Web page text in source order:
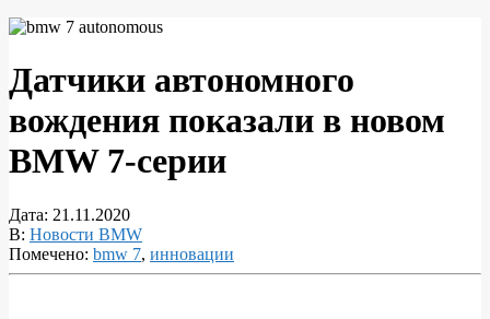
Датчики автономного
вождения показали в новом
BMW 7-серии
Дата: 21.11.2020
В: Новости BMW
Помечено: bmw 7, инновации